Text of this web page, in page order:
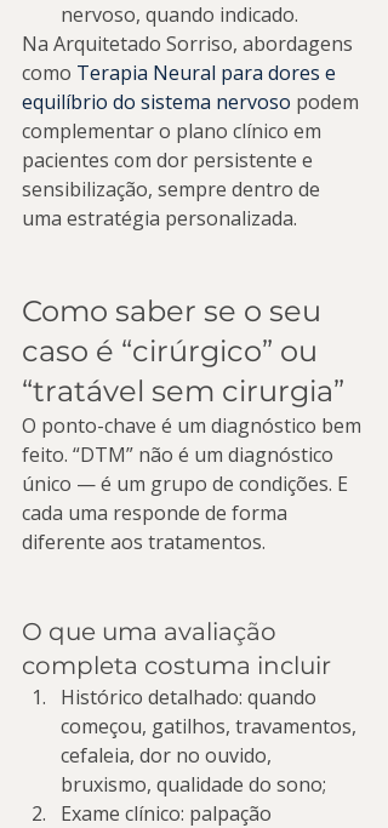
nervoso, quando indicado.
Na Arquitetado Sorriso, abordagens
como Terapia Neural para dores e
equilíbrio do sistema nervoso podem
complementar o plano clínico em
pacientes com dor persistente e
sensibilização, sempre dentro de
uma estratégia personalizada.
Como saber se o seu
caso é “cirúrgico” ou
“tratável sem cirurgia”
O ponto-chave é um diagnóstico bem
feito. “DTM” não é um diagnóstico
único — é um grupo de condições. E
cada uma responde de forma
diferente aos tratamentos.
O que uma avaliação
completa costuma incluir
Histórico detalhado: quando
começou, gatilhos, travamentos,
cefaleia, dor no ouvido,
bruxismo, qualidade do sono;
Exame clínico: palpação